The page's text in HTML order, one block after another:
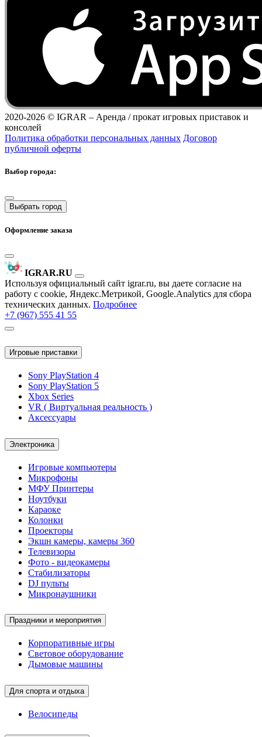
2020-2026 © IGRAR – Аренда / прокат игровых приставок и
консолей
Политика обработки персональных данных Договор
публичной оферты
Выбор города:
Выбрать город
Оформление заказа
IGRAR.RU
Используя официальный сайт igrar.ru, вы даете согласие на
работу с cookie, Яндекс.Метрикой, Google.Analytics для сбора
технических данных. Подробнее
+7 (967) 555 41 55
Игровые приставки
Sony PlayStation 4
Sony PlayStation 5
Xbox Series
VR ( Виртуальная реальность )
Аксессуары
Электроника
Игровые компьютеры
Микрофоны
МФУ Принтеры
Ноутбуки
Караоке
Колонки
Проекторы
Экшн камеры, камеры 360
Телевизоры
Фото - видеокамеры
Стабилизаторы
DJ пульты
Микронаушники
Праздники и мероприятия
Корпоративные игры
Световое оборудование
Дымовые машины
Для спорта и отдыха
Велосипеды